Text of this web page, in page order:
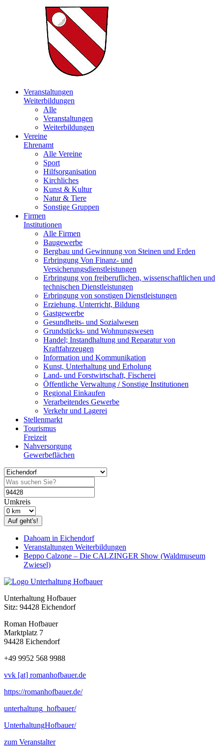
Veranstaltungen
Weiterbildungen
Alle
Veranstaltungen
Weiterbildungen
Vereine
Ehrenamt
Alle Vereine
Sport
Hilfsorganisation
Kirchliches
Kunst & Kultur
Natur & Tiere
Sonstige Gruppen
Firmen
Institutionen
Alle Firmen
Baugewerbe
Bergbau und Gewinnung von Steinen und Erden
Erbringung Von Finanz- und
Versicherungsdienstleistungen
Erbringung von freiberuflichen, wissenschaftlichen und
technischen Dienstleistungen
Erbringung von sonstigen Dienstleistungen
Erziehung, Unterricht, Bildung
Gastgewerbe
Gesundheits- und Sozialwesen
Grundstücks- und Wohnungswesen
Handel; Instandhaltung und Reparatur von
Kraftfahrzeugen
Information und Kommunikation
Kunst, Unterhaltung und Erholung
Land- und Forstwirtschaft, Fischerei
Öffentliche Verwaltung / Sonstige Institutionen
Regional Einkaufen
Verarbeitendes Gewerbe
Verkehr und Lagerei
Stellenmarkt
Tourismus
Freizeit
Nahversorgung
Gewerbeflächen
Umkreis
Auf geht's!
Dahoam in Eichendorf
Veranstaltungen Weiterbildungen
Beppo Calzone – Die CALZINGER Show (Waldmuseum
Zwiesel)
Unterhaltung Hofbauer
Sitz: 94428 Eichendorf
Roman Hofbauer
Marktplatz 7
94428 Eichendorf
+49 9952 568 9988
vvk [at] romanhofbauer.de
https://romanhofbauer.de/
unterhaltung_hofbauer/
UnterhaltungHofbauer/
zum Veranstalter